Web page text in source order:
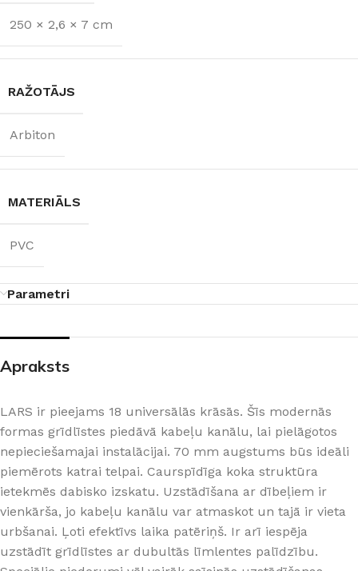
250 × 2,6 × 7 cm
RAŽOTĀJS
Arbiton
MATERIĀLS
PVC
Parametri
Apraksts
LARS ir pieejams 18 universālās krāsās. Šīs modernās
formas grīdlīstes piedāvā kabeļu kanālu, lai pielāgotos
nepieciešamajai instalācijai. 70 mm augstums būs ideāli
piemērots katrai telpai. Caurspīdīga koka struktūra
ietekmēs dabisko izskatu. Uzstādīšana ar dībeļiem ir
vienkārša, jo kabeļu kanālu var atmaskot un tajā ir vieta
urbšanai. Ļoti efektīvs laika patēriņš. Ir arī iespēja
uzstādīt grīdlīstes ar dubultās līmlentes palīdzību.